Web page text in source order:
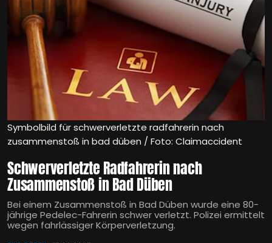
Symbolbild für schwerverletzte radfahrerin nach
zusammenstoß in bad düben / Foto: Claimaccident
Schwerverletzte Radfahrerin nach
Zusammenstoß in Bad Düben
Bei einem Zusammenstoß in Bad Düben wurde eine 80-
jährige Pedelec-Fahrerin schwer verletzt. Polizei ermittelt
wegen fahrlässiger Körperverletzung.